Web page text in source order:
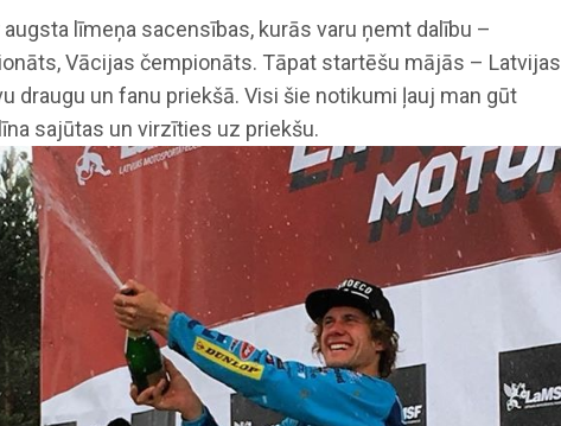
līmeņa sacensības, kurās varu ņemt dalību –
Vācijas čempionāts. Tāpat startēšu mājās – Latvijas
draugu un fanu priekšā. Visi šie notikumi ļauj man gūt
sajūtas un virzīties uz priekšu.